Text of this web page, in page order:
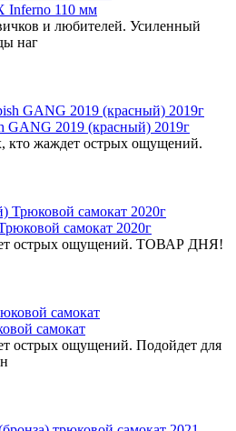
Inferno 110 мм
и любителей. Усиленный
наг
GANG 2019 (красный) 2019г
кто жаждет острых ощущений.
самокат 2020г
острых ощущений. ТОВАР ДНЯ!
самокат
острых ощущений. Подойдет для